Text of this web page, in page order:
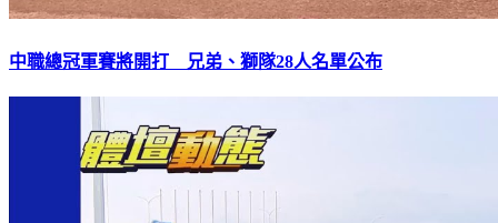
中職總冠軍賽將開打 兄弟、獅隊28人名單公布